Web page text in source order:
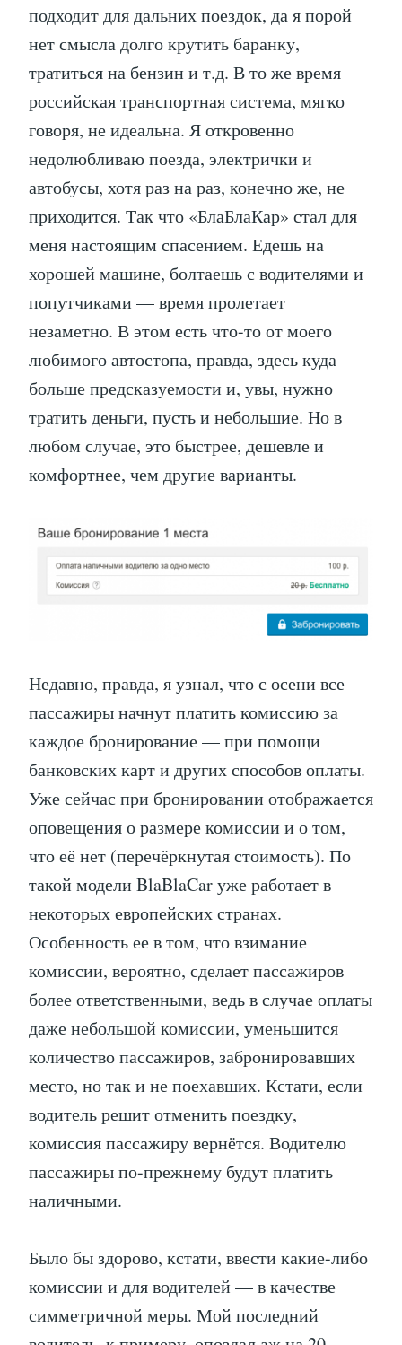
подходит для дальних поездок, да я порой
нет смысла долго крутить баранку,
тратиться на бензин и т.д. В то же время
российская транспортная система, мягко
говоря, не идеальна. Я откровенно
недолюбливаю поезда, электрички и
автобусы, хотя раз на раз, конечно же, не
приходится. Так что «БлаБлаКар» стал для
меня настоящим спасением. Едешь на
хорошей машине, болтаешь с водителями и
попутчиками — время пролетает
незаметно. В этом есть что-то от моего
любимого автостопа, правда, здесь куда
больше предсказуемости и, увы, нужно
тратить деньги, пусть и небольшие. Но в
любом случае, это быстрее, дешевле и
комфортнее, чем другие варианты.
Недавно, правда, я узнал, что с осени все
пассажиры начнут платить комиссию за
каждое бронирование — при помощи
банковских карт и других способов оплаты.
Уже сейчас при бронировании отображается
оповещения о размере комиссии и о том,
что её нет (перечёркнутая стоимость). По
такой модели BlaBlaCar уже работает в
некоторых европейских странах.
Особенность ее в том, что взимание
комиссии, вероятно, сделает пассажиров
более ответственными, ведь в случае оплаты
даже небольшой комиссии, уменьшится
количество пассажиров, забронировавших
место, но так и не поехавших. Кстати, если
водитель решит отменить поездку,
комиссия пассажиру вернётся. Водителю
пассажиры по-прежнему будут платить
наличными.
Было бы здорово, кстати, ввести какие-либо
комиссии и для водителей — в качестве
симметричной меры. Мой последний